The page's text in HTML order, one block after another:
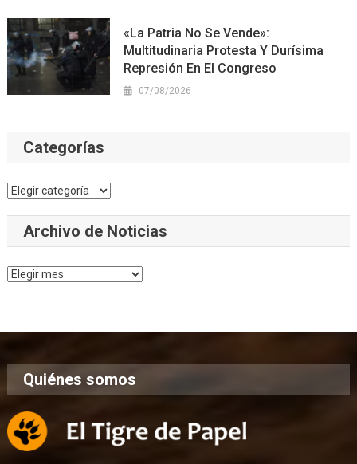
«La Patria No Se Vende»:
Multitudinaria Protesta Y Durísima
Represión En El Congreso
07/08/2026
Categorías
Categorías
Archivo de Noticias
Archivo
Quiénes somos